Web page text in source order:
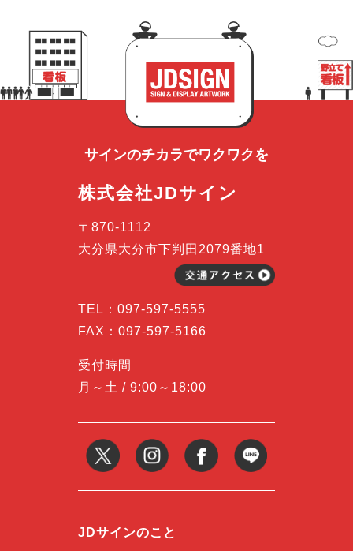
サインのチカラでワクワクを
株式会社JDサイン
〒870-1112
大分県大分市下判田2079番地1
TEL： 097-597-5555
FAX：097-597-5166
受付時間
月～土 / 9:00～18:00
JDサインのこと